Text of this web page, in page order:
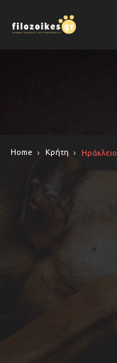
Home Κρήτη Ηράκλειο